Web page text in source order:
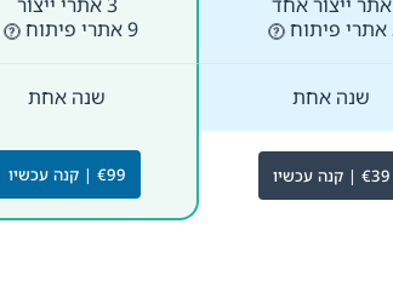
9 אתרי פיתוח
שנה אחת שנה אחת
€39 | קנה עכשיו €99 | קנה עכשיו